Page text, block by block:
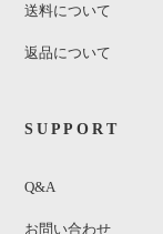
送料について
返品について
SUPPORT
Q&A
お問い合わせ